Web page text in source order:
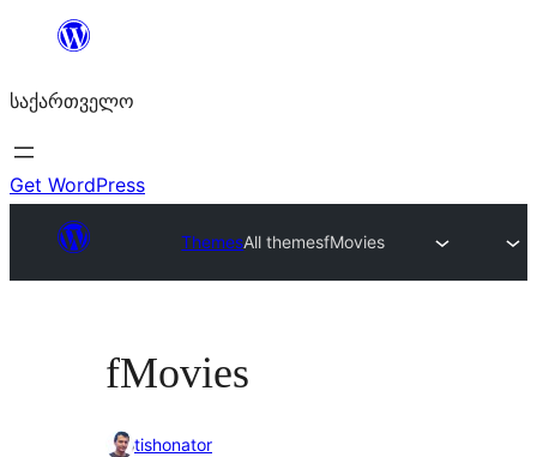
შიგთავსზე
საქართველო
Get WordPress
ThemesAll themesfMovies
fMovies
tishonator